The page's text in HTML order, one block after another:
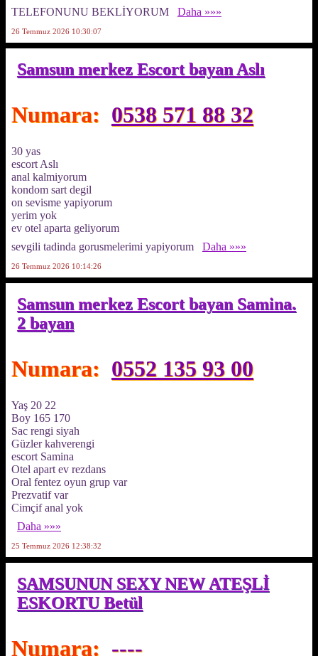
TELEFONUNU BEKLİYORUM
Daha »»»
26 Temmuz 2026 10:30:07
Samsun merkez Escort bayan Aslı
Numara: 0538 571 88 32
30 yas
escort Aslı
anal kalmiyorum
kondom sart degil
on sevisme yapiyorum
yerim yok
ev otel aparta geliyorum
sevgili tadinda gorusmelerimi yapiyorum
Daha »»»
26 Temmuz 2026 10:14:26
Samsun merkez Escort bayan Samina.
2 bayan
Numara: 0552 135 93 00
Yaş 20 22
Boy 165 170
Sac rengi siyah
Güzler kahverengi
escort Samina
Otel apart ev rezdans
Oral fentez oyun grup var
Prezvatif var
Cimçif anal yok
Daha »»»
25 Temmuz 2026 12:38:32
SAMSUNUN SEXY NEW ATEŞLİ
ESKORTU Betül
Numara: ----